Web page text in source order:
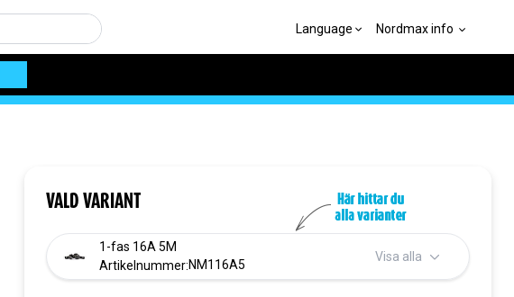
Language Nordmax info
VALD VARIANT
1-fas 16A 5M
Artikelnummer:NM116A5
Visa alla